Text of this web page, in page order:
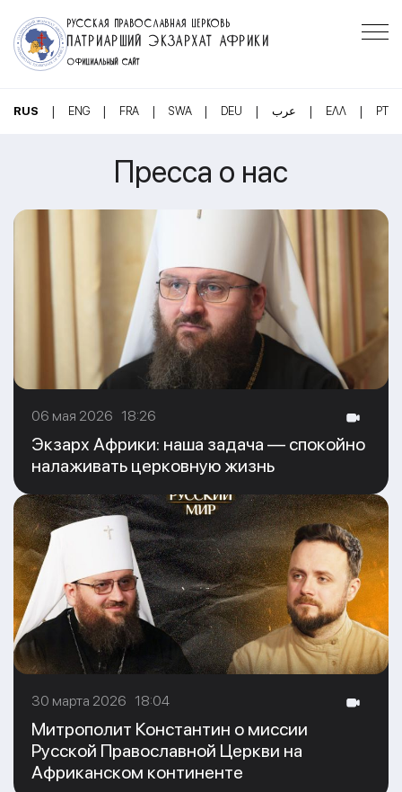
РУССКАЯ ПРАВОСЛАВНАЯ ЦЕРКОВЬ
ПАТРИАРШИЙ ЭКЗАРХАТ АФРИКИ
ОФИЦИАЛЬНЫЙ САЙТ
RUS | ENG | FRA | SWA | DEU | عرب | ΕΛΛ | PT
Пресса о нас
06 мая 2026 18:26
Экзарх Африки: наша задача — спокойно
налаживать церковную жизнь
30 марта 2026 18:04
Митрополит Константин о миссии
Русской Православной Церкви на
Африканском континенте